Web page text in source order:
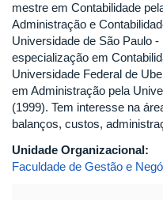
mestre em Contabilidade
Administração e
Universidade de São Paulo
especialização em
Universidade Federal de
em Administração pela
(1999). Tem interesse na
balanços, custos,
Unidade Organizacional:
Faculdade de Gestão e